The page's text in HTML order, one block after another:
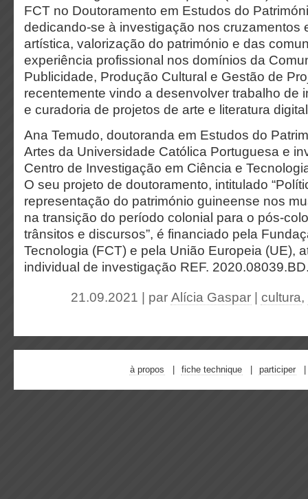
FCT no Doutoramento em Estudos do
dedicando-se à investigação nos cruzamentos
artística, valorização do património e das
experiência profissional nos domínios da
Publicidade, Produção Cultural e Gestão de
recentemente vindo a desenvolver trabalho de
e curadoria de projetos de arte e literatura
Ana Temudo, doutoranda em Estudos do
Artes da Universidade Católica Portuguesa e
Centro de Investigação em Ciência e
O seu projeto de doutoramento, intitulado
representação do património guineense nos
na transição do período colonial para o pós-
trânsitos e discursos”, é financiado pela
Tecnologia (FCT) e pela União Europeia (UE),
individual de investigação REF.
21.09.2021 | par Alícia Gaspar cultura,
à propos fiche technique participer